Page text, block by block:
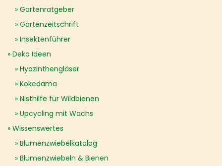
Gartenratgeber
Gartenzeitschrift
Insektenführer
Deko Ideen
Hyazinthengläser
Kokedama
Nisthilfe für Wildbienen
Upcycling mit Wachs
Wissenswertes
Blumenzwiebelkatalog
Blumenzwiebeln & Bienen